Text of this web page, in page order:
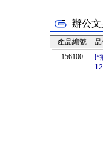
辦公文
產品編號 品
156100
!*
12